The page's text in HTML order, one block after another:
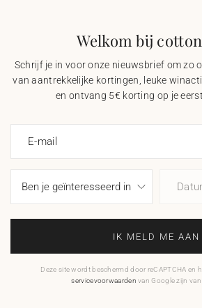
Welkom bij
Schrijf je in voor onze nieuwsbrief om zo
van aantrekkelijke kortingen, leuke
en ontvang 5€ korting op je
E-mail
IK MELD ME AAN
Deze site wordt beschermd door reCAPTCHA en
servicevoorwaarden van Google zijn van